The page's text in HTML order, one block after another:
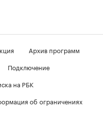
Архив программ
Подключение
на РБК
об ограничениях